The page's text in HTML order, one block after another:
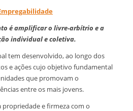
é amplificar o livre-arbítrio e a
individual e coletiva.
tem desenvolvido, ao longo dos
e ações cujo objetivo fundamental
que promovam o
entre os mais jovens.
propriedade e firmeza com o